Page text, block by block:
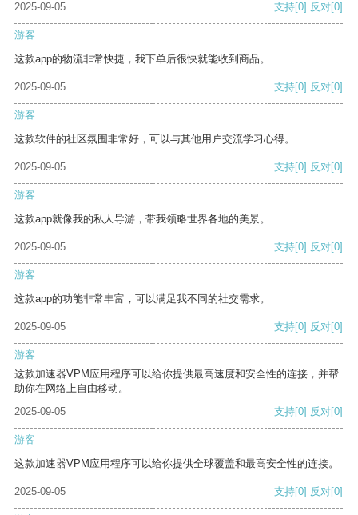
2025-09-05 支持[0] 反对[0]
游客
这款app的物流非常快捷，我下单后很快就能收到商品。
2025-09-05 支持[0] 反对[0]
游客
这款软件的社区氛围非常好，可以与其他用户交流学习心得。
2025-09-05 支持[0] 反对[0]
游客
这款app就像我的私人导游，带我领略世界各地的美景。
2025-09-05 支持[0] 反对[0]
游客
这款app的功能非常丰富，可以满足我不同的社交需求。
2025-09-05 支持[0] 反对[0]
游客
这款加速器VPM应用程序可以给你提供最高速度和安全性的连接，并帮
助你在网络上自由移动。
2025-09-05
支持[0] 反对[0]
游客
这款加速器VPM应用程序可以给你提供全球覆盖和最高安全性的连接。
2025-09-05 支持[0] 反对[0]